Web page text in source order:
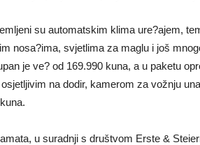
su automatskim klima ure?ajem,
nosa?ima, svjetlima za maglu i još
je ve? od 169.990 kuna, a u paketu
na dodir, kamerom za vožnju
u suradnji s društvom Erste &